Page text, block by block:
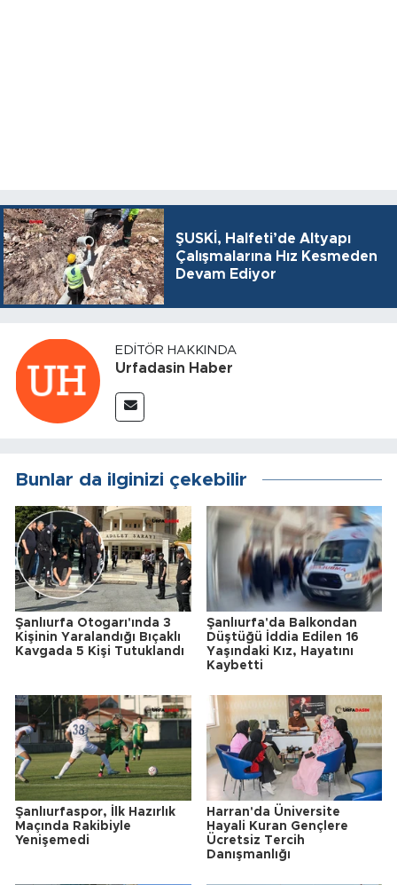
ŞUSKİ, Halfeti’de Altyapı
Çalışmalarına Hız Kesmeden
Devam Ediyor
EDITÖR HAKKINDA
Urfadasin Haber
Bunlar da ilginizi çekebilir
Şanlıurfa Otogarı'ında 3
Kişinin Yaralandığı Bıçaklı
Kavgada 5 Kişi Tutuklandı
Şanlıurfa'da Balkondan
Düştüğü İddia Edilen 16
Yaşındaki Kız, Hayatını
Kaybetti
Şanlıurfaspor, İlk Hazırlık
Maçında Rakibiyle
Yenişemedi
Harran'da Üniversite
Hayali Kuran Gençlere
Ücretsiz Tercih
Danışmanlığı